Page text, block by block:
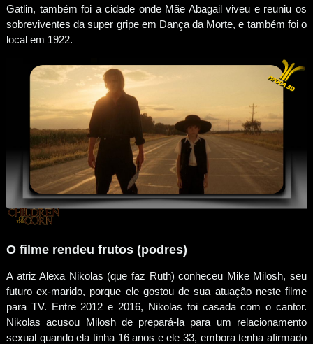
Gatlin, também foi a cidade onde Mãe Abagail viveu e reuniu os
sobreviventes da super gripe em Dança da Morte, e também foi o
local em 1922.
O filme rendeu frutos (podres)
A atriz Alexa Nikolas (que faz Ruth) conheceu Mike Milosh, seu
futuro ex-marido, porque ele gostou de sua atuação neste filme
para TV. Entre 2012 e 2016, Nikolas foi casada com o cantor.
Nikolas acusou Milosh de prepará-la para um relacionamento
sexual quando ela tinha 16 anos e ele 33, embora tenha afirmado